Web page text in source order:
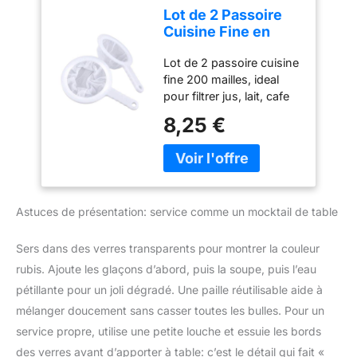
d'endommager le bol ;
Ventouses sous la base
blender Poignée
ergonomique et
contours texturés du
un confort et une facilité
d'utilisation
polyvalent il est ideal
pour preparer du lait de
soja onctueux du yaourt
Ce filtre a cafe et etamine
alimentaire repond a vos
besoins quotidiens de
preparation de boissons
lisses La passoire
plastique est equipee d
une poignee
ergonomique allongee
evite les brulures lors de
liquides chauds Vous
profitez d une prise en
main confortable et
securisee pendant la
du passoir empeche les
Lot de 2 Passoire
Cuisine Fine en
Tamis Cuisine
Chinois Cuisine
pour Filtrer Jus Lait
Café Vin, Etamine
Alimentaire Filtre à
Huile Passoire Riz
Tamis Farine
Passoire Fine
Lot de 2 passoire cuisine
fine 200 mailles, ideal
pour filtrer jus, lait, cafe
robuste pour une
utilisation quotidienne
Tamis cuisine polyvalent,
alimentaire. Filtre a huile
propre et saine Passoire
riz et tamis farine
pratiques, facilitant la
preparation de vos
repas. Maille fine en
nylon pour un filtrage
precis et sans residus
8,25 €
Astuces de présentation: service comme un mocktail de table
Sers dans des verres transparents pour montrer la couleur
rubis. Ajoute les glaçons d’abord, puis la soupe, puis l’eau
pétillante pour un joli dégradé. Une paille réutilisable aide à
mélanger doucement sans casser toutes les bulles. Pour un
service propre, utilise une petite louche et essuie les bords
des verres avant d’apporter à table: c’est le détail qui fait «